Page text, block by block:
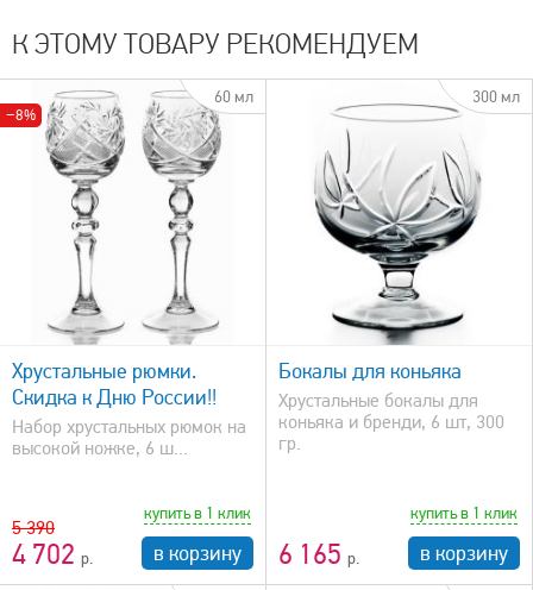
К ЭТОМУ ТОВАРУ РЕКОМЕНДУЕМ
−8%
60 мл
Хрустальные рюмки.
Скидка к Дню России!!
Набор хрустальных рюмок на
высокой ножке, 6 ш...
5 390
4 702
купить в 1 клик
в корзину
300 мл
быстрый просмотр
Бокалы для коньяка
Хрустальные бокалы для
коньяка и бренди, 6 шт, 300
гр.
6 165
купить в 1 клик
в корзину